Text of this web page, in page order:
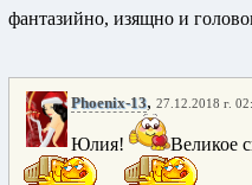
фантазийно, изящно и
Phoenix-13, 27.12.2018 г.
Юлия! Великое